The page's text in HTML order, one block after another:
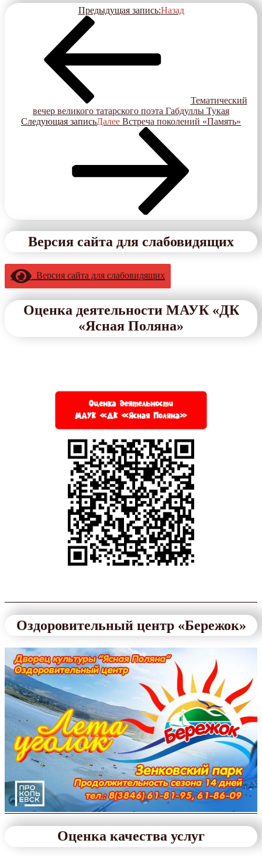
Предыдущая запись:Назад
Тематический
вечер великого татарского поэта Габдуллы Тукая
Следующая записьДалее Встреча поколений «Память»
Версия сайта для слабовидящих
Версия сайта для слабовидящих
Оценка деятельности МАУК «ДК
«Ясная Поляна»
Оздоровительный центр «Бережок»
Оценка качества услуг